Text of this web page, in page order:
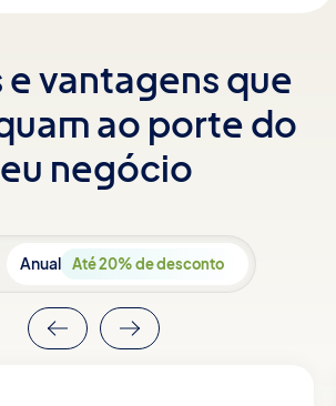
e vantagens que
ao porte do
negócio
Anual Até 20% de desconto